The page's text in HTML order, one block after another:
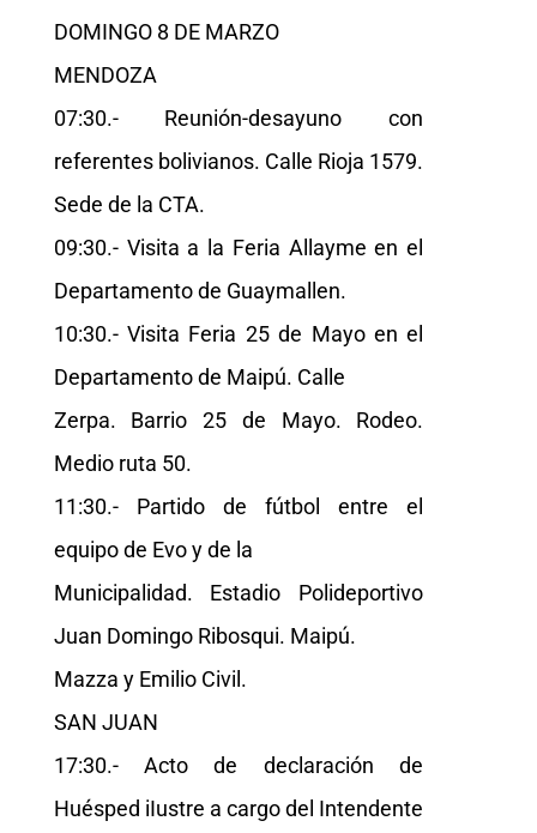
DOMINGO 8 DE MARZO
MENDOZA
07:30.- Reunión-desayuno con
referentes bolivianos. Calle Rioja 1579.
Sede de la CTA.
09:30.- Visita a la Feria Allayme en el
Departamento de Guaymallen.
10:30.- Visita Feria 25 de Mayo en el
Departamento de Maipú. Calle
Zerpa. Barrio 25 de Mayo. Rodeo.
Medio ruta 50.
11:30.- Partido de fútbol entre el
equipo de Evo y de la
Municipalidad. Estadio Polideportivo
Juan Domingo Ribosqui. Maipú.
Mazza y Emilio Civil.
SAN JUAN
17:30.- Acto de declaración de
Huésped iIustre a cargo del Intendente